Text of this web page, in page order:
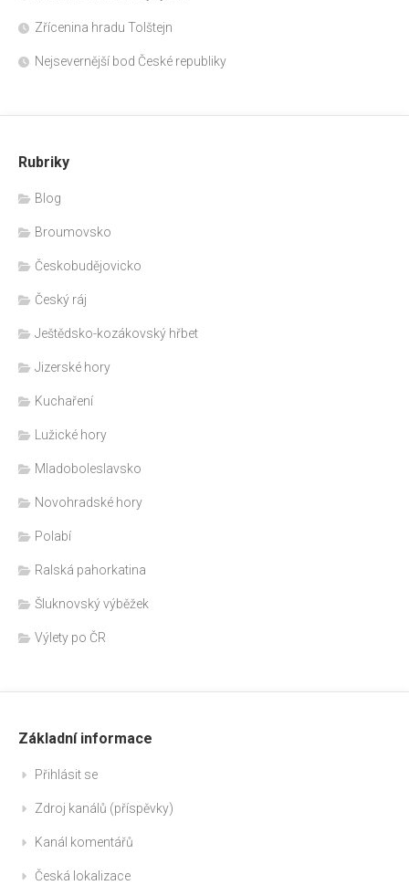
Zřícenina hradu Tolštejn
Nejsevernější bod České republiky
Rubriky
Blog
Broumovsko
Českobudějovicko
Český ráj
Ještědsko-kozákovský hřbet
Jizerské hory
Kuchaření
Lužické hory
Mladoboleslavsko
Novohradské hory
Polabí
Ralská pahorkatina
Šluknovský výběžek
Výlety po ČR
Základní informace
Přihlásit se
Zdroj kanálů (příspěvky)
Kanál komentářů
Česká lokalizace